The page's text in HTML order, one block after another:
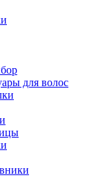
для волос